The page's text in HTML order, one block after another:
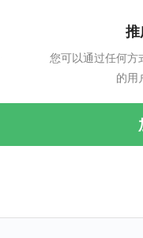
您可以通过任何方
的用